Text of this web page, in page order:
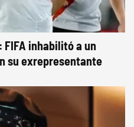
inhabilitó a un
su exrepresentante